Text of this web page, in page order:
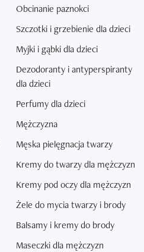
Obcinanie paznokci
Szczotki i grzebienie dla dzieci
Myjki i gąbki dla dzieci
Dezodoranty i antyperspiranty
dla dzieci
Perfumy dla dzieci
Mężczyzna
Męska pielęgnacja twarzy
Kremy do twarzy dla mężczyzn
Kremy pod oczy dla mężczyzn
Żele do mycia twarzy i brody
Balsamy i kremy do brody
Maseczki dla mężczyzn